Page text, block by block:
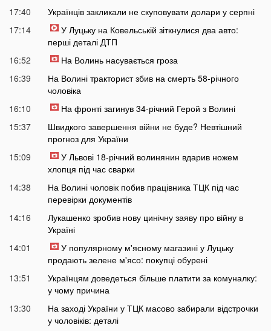
17:40
Українців закликали не скуповувати долари у серпні
17:14
У Луцьку на Ковельській зіткнулися два авто:
перші деталі ДТП
16:52
На Волинь насувається гроза
16:39
На Волині тракторист збив на смерть 58-річного
чоловіка
16:10
На фронті загинув 34-річний Герой з Волині
15:37
Швидкого завершення війни не буде? Невтішний
прогноз для України
15:09
У Львові 18-річний волинянин вдарив ножем
хлопця під час сварки
14:38
На Волині чоловік побив працівника ТЦК під час
перевірки документів
14:16
Лукашенко зробив нову цинічну заяву про війну в
Україні
14:01
У популярному м'ясному магазині у Луцьку
продають зелене м'ясо: покупці обурені
13:51
Українцям доведеться більше платити за комуналку:
у чому причина
13:30
На заході України у ТЦК масово забирали відстрочки
у чоловіків: деталі